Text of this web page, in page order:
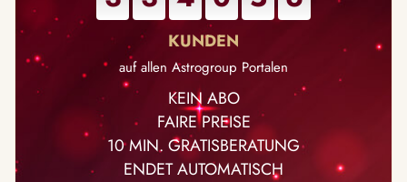
auf allen Astrogroup Portalen
KEIN ABO
FAIRE PREISE
10 MIN. GRATISBERATUNG
ENDET AUTOMATISCH